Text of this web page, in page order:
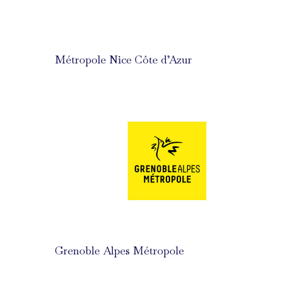
Métropole Nice Côte d’Azur
Grenoble Alpes Métropole